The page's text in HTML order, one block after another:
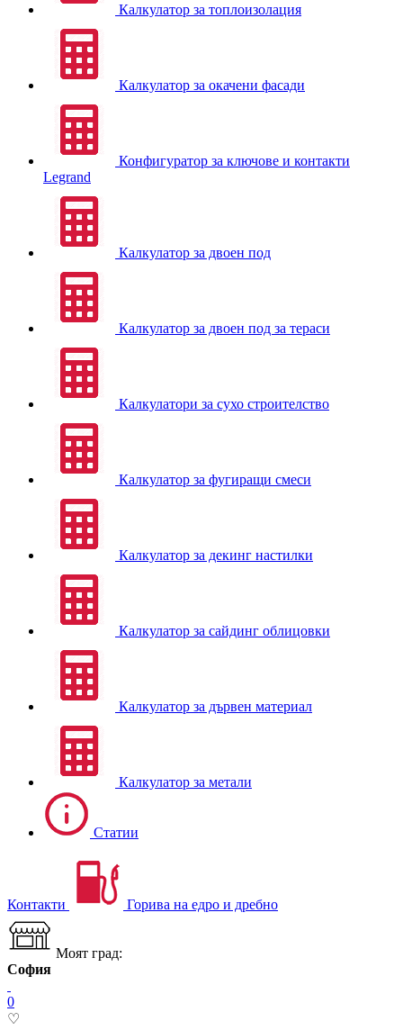
Калкулатор за топлоизолация
Калкулатор за окачени фасади
Конфигуратор за ключове и контакти
Legrand
Калкулатор за двоен под
Калкулатор за двоен под за тераси
Калкулатори за сухо строителство
Калкулатор за фугиращи смеси
Калкулатор за декинг настилки
Калкулатор за сайдинг облицовки
Калкулатор за дървен материал
Калкулатор за метали
Статии
Контакти Горива на едро и дребно
Моят град:
София
0
♡